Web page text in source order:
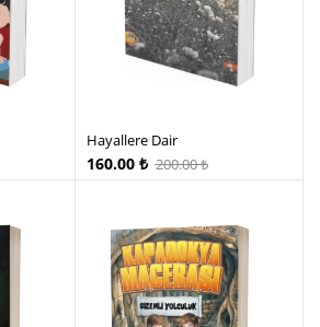
Hayallere Dair
200.00₺
160.00 ₺